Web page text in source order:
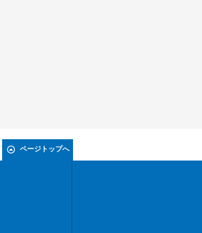
ページトップへ